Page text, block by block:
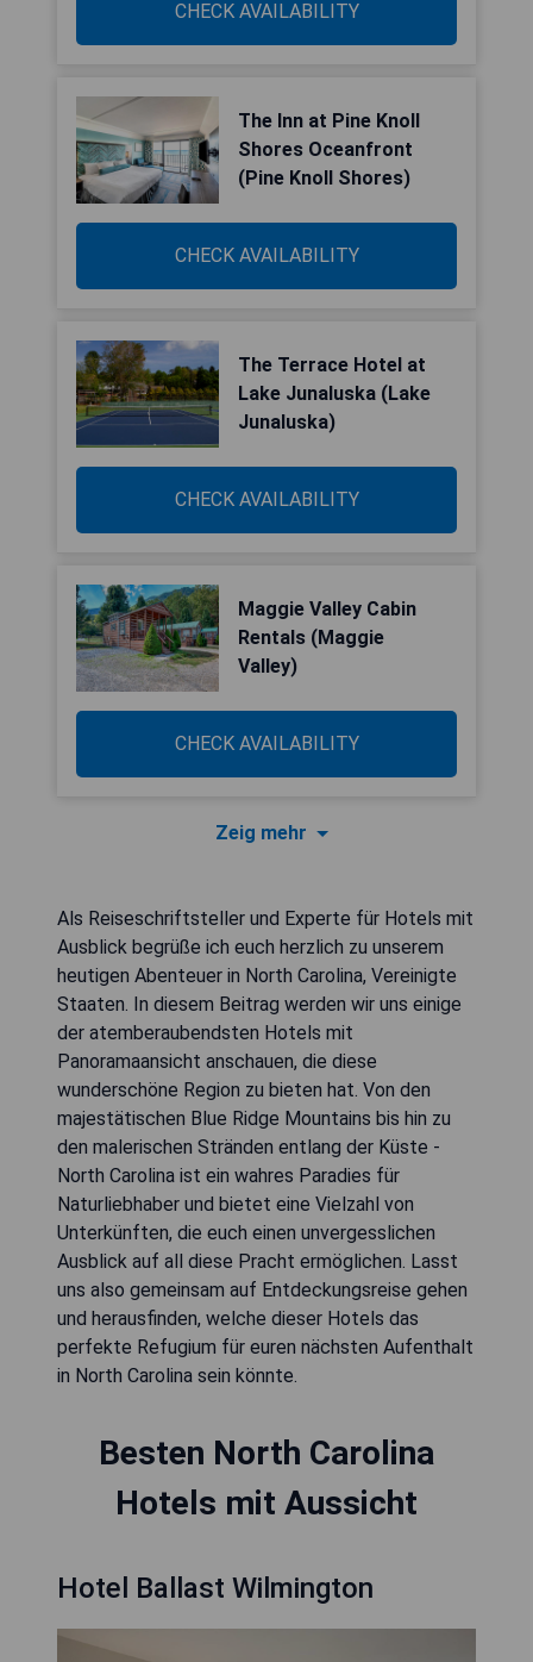
CHECK AVAILABILITY
The Inn at Pine Knoll
Shores Oceanfront
(Pine Knoll Shores)
CHECK AVAILABILITY
The Terrace Hotel at
Lake Junaluska (Lake
Junaluska)
CHECK AVAILABILITY
Maggie Valley Cabin
Rentals (Maggie
Valley)
CHECK AVAILABILITY
Zeig mehr
Als Reiseschriftsteller und Experte für Hotels mit
Ausblick begrüße ich euch herzlich zu unserem
heutigen Abenteuer in North Carolina, Vereinigte
Staaten. In diesem Beitrag werden wir uns einige
der atemberaubendsten Hotels mit
Panoramaansicht anschauen, die diese
wunderschöne Region zu bieten hat. Von den
majestätischen Blue Ridge Mountains bis hin zu
den malerischen Stränden entlang der Küste -
North Carolina ist ein wahres Paradies für
Naturliebhaber und bietet eine Vielzahl von
Unterkünften, die euch einen unvergesslichen
Ausblick auf all diese Pracht ermöglichen. Lasst
uns also gemeinsam auf Entdeckungsreise gehen
und herausfinden, welche dieser Hotels das
perfekte Refugium für euren nächsten Aufenthalt
in North Carolina sein könnte.
Besten North Carolina
Hotels mit Aussicht
Hotel Ballast Wilmington